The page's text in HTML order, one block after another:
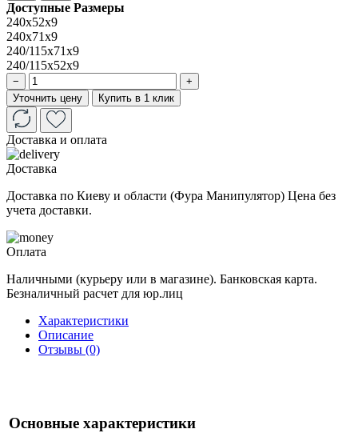
Доступные Размеры
240x52x9
240x71x9
240/115x71x9
240/115x52x9
−
+
Уточнить цену
Купить в 1 клик
Доставка и оплата
Доставка
Доставка по Киеву и области (Фура Манипулятор) Цена без
учета доставки.
Оплата
Наличными (курьеру или в магазине). Банковская карта.
Безналичный расчет для юр.лиц
Характеристики
Описание
Отзывы (0)
Основные характеристики